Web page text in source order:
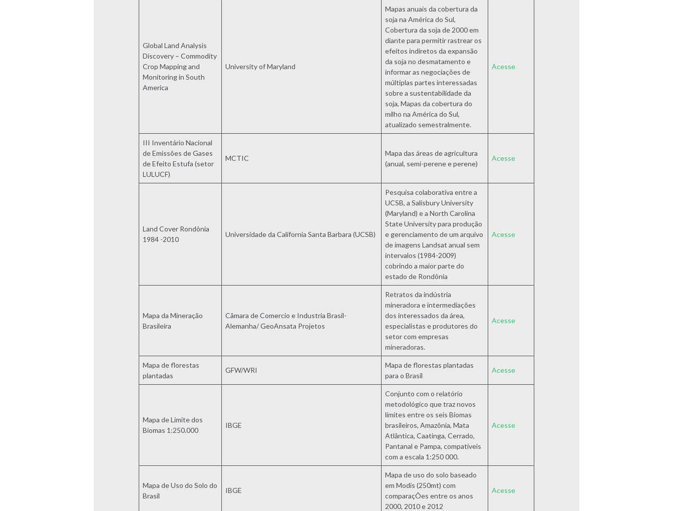
Global Land Analysis
Discovery – Commodity
Crop Mapping and
Monitoring in South
America
University of Maryland
Mapas anuais da cobertura da
soja na América do Sul,
Cobertura da soja de 2000 em
diante para permitir rastrear os
efeitos indiretos da expansão
da soja no desmatamento e
informar as negociações de
múltiplas partes interessadas
sobre a sustentabilidade da
soja, Mapas da cobertura do
milho na América do Sul,
atualizado semestralmente.
Acesse
III Inventário Nacional
de Emissões de Gases
de Efeito Estufa (setor
LULUCF)
MCTIC
Mapa das áreas de agricultura
(anual, semi-perene e perene)
Acesse
Land Cover Rondônia
1984 -2010
Universidade da California Santa Barbara (UCSB)
Pesquisa colaborativa entre a
UCSB, a Salisbury University
(Maryland) e a North Carolina
State University para produção
e gerenciamento de um arquivo
de imagens Landsat anual sem
intervalos (1984-2009)
cobrindo a maior parte do
estado de Rondônia
Acesse
Mapa da Mineração
Brasileira
Câmara de Comercio e Industria Brasil-
Alemanha/ GeoAnsata Projetos
Retratos da indústria
mineradora e intermediações
dos interessados da área,
especialistas e produtores do
setor com empresas
mineradoras.
Acesse
Mapa de florestas
plantadas
GFW/WRI
Mapa de florestas plantadas
para o Brasil
Acesse
Mapa de Limite dos
Biomas 1:250.000
IBGE
Conjunto com o relatório
metodológico que traz novos
limites entre os seis Biomas
brasileiros, Amazônia, Mata
Atlântica, Caatinga, Cerrado,
Pantanal e Pampa, compatíveis
com a escala 1:250 000.
Acesse
Mapa de Uso do Solo do
Brasil
IBGE
Mapa de uso do solo baseado
em Modis (250mt) com
comparaçÕes entre os anos
2000, 2010 e 2012
Acesse